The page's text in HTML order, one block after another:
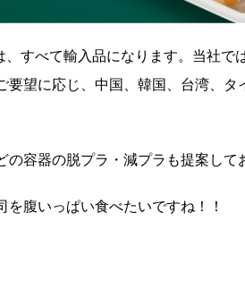
すべて輸入品になります。当社で
要望に応じ、中国、韓国、台湾、
容器の脱プラ・減プラも提案して
腹いっぱい食べたいですね！！